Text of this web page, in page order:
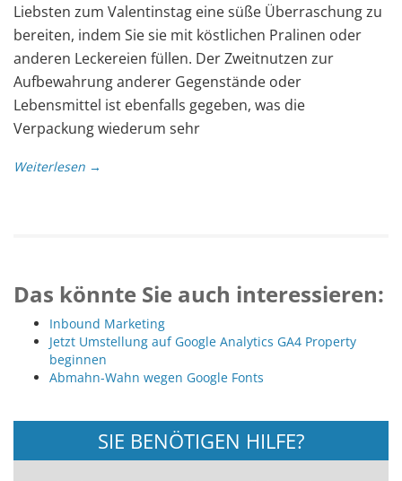
Liebsten zum Valentinstag eine süße Überraschung zu
bereiten, indem Sie sie mit köstlichen Pralinen oder
anderen Leckereien füllen. Der Zweitnutzen zur
Aufbewahrung anderer Gegenstände oder
Lebensmittel ist ebenfalls gegeben, was die
Verpackung wiederum sehr
Weiterlesen →
Das könnte Sie auch interessieren:
Inbound Marketing
Jetzt Umstellung auf Google Analytics GA4 Property
beginnen
Abmahn-Wahn wegen Google Fonts
SIE BENÖTIGEN HILFE?